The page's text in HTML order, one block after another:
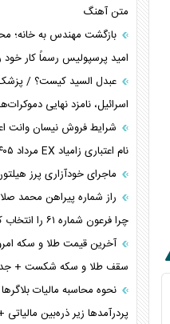
پیام، ظرفیت بالفعل‌نشده
همسویی عربستان با
ترامپ و توهم خلع سلاح
چرا کویت به دنبال شریک
متن آهنگ
بازگشت مهندس به خانه؛
امید پرسپولیس رسماً کار خود
عبدل السید کیست؟ /
اسرائیل، نامزد نهایی
شرایط فروش نیسان وانت
نام اعتباری زامیاد EX مرداد ۱۴۰۵
ماجرای خودآزاری پرز
راز شماره پیراهن محمد
چرا فرعون شماره ۶۱ را انتخاب کرد؟
سقف طلا و سکه شکست +
نحوه محاسبه مالیات
پردرآمد‌ها زیر ذره‌بین